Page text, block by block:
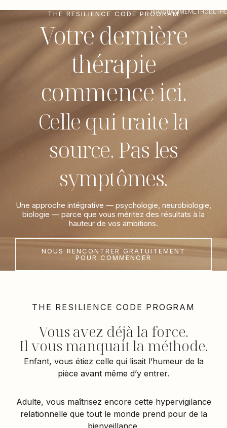
PROGRAMMEMETHODE
THE RESILIENCE CODE PROGRAM
Votre dernière
thérapie
commence ici.
Celle qui traite la
source. Pas les
symptômes.
Une approche intégrative — psychologie, neurobiologie,
biologie — parce que vous méritez des résultats à la
hauteur de vos ambitions.
NOUS RENCONTRER GRATUITEMENT
POUR COMMENCER
THE RESILIENCE CODE PROGRAM
Vous avez déjà la force.
Il vous manquait la méthode.
Enfant, vous étiez celle qui lisait l’humeur de la
pièce avant même d’y entrer.
Adulte, vous maîtrisez encore cette hypervigilance
relationnelle que tout le monde prend pour de la
bienveillance.